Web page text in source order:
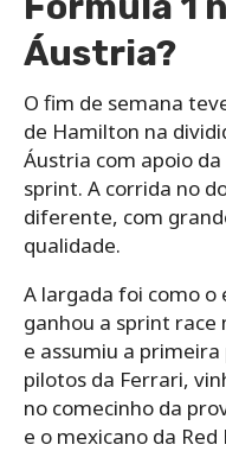
Áustria?
O fim de semana
de Hamilton na
Áustria com apoio
sprint. A corrida no
diferente, com
qualidade.
A largada foi como o
ganhou a sprint
e assumiu a primeira
pilotos da Ferrari,
no comecinho da
e o mexicano da